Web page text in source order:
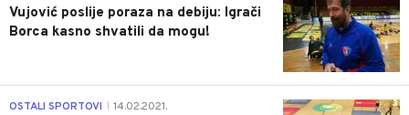
Vujović poslije poraza na debiju: Igrači
Borca kasno shvatili da mogu!
3
OSTALI SPORTOVI 14.02.2021.